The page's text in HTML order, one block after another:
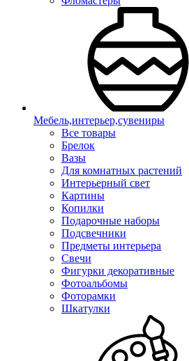
Мебель,интерьер,сувениры
Все товары
Брелок
Вазы
Для комнатных растений
Интерьерный свет
Картины
Копилки
Подарочные наборы
Подсвечники
Предметы интерьера
Свечи
Фигурки декоративные
Фотоальбомы
Фоторамки
Шкатулки